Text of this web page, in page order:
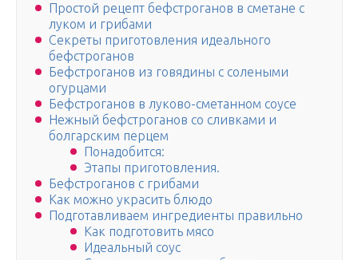
Простой рецепт бефстроганов в сметане с
луком и грибами
Секреты приготовления идеального
бефстроганов
Бефстроганов из говядины с солеными
огурцами
Бефстроганов в луково-сметанном соусе
Нежный бефстроганов со сливками и
болгарским перцем
Понадобится:
Этапы приготовления.
Бефстроганов с грибами
Как можно украсить блюдо
Подготавливаем ингредиенты правильно
Как подготовить мясо
Идеальный соус